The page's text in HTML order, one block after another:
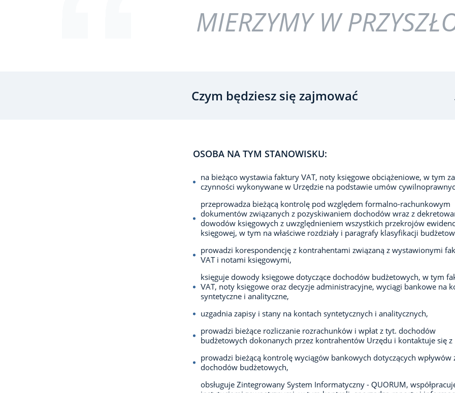
MIERZYMY W
Czym będziesz się zajmować
OSOBA NA TYM STANOWISKU:
na bieżąco wystawia faktury VAT, noty księgowe obciążeniowe, w tym za
czynności wykonywane w Urzędzie na podstawie umów
przeprowadza bieżącą kontrolę pod względem formalno-rachunkowym
dokumentów związanych z pozyskiwaniem dochodów wraz z
dowodów księgowych z uwzględnieniem wszystkich przekrojów
księgowej, w tym na właściwe rozdziały i paragrafy klasyfikacji
prowadzi korespondencję z kontrahentami związaną z wystawionymi
VAT i notami księgowymi,
księguje dowody księgowe dotyczące dochodów budżetowych, w tym
VAT, noty księgowe oraz decyzje administracyjne, wyciągi bankowe na
syntetyczne i analityczne,
uzgadnia zapisy i stany na kontach syntetycznych i analitycznych,
prowadzi bieżące rozliczanie rozrachunków i wpłat z tyt. dochodów
budżetowych dokonanych przez kontrahentów Urzędu i kontaktuje się
prowadzi bieżącą kontrolę wyciągów bankowych dotyczących wpływów
dochodów budżetowych,
obsługuje Zintegrowany System Informatyczny - QUORUM,